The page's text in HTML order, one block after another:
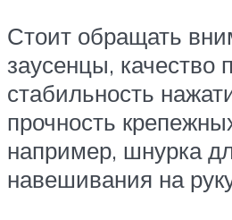
Стоит обращать
заусенцы, качество
стабильность
прочность
например, шнурка
навешивания на